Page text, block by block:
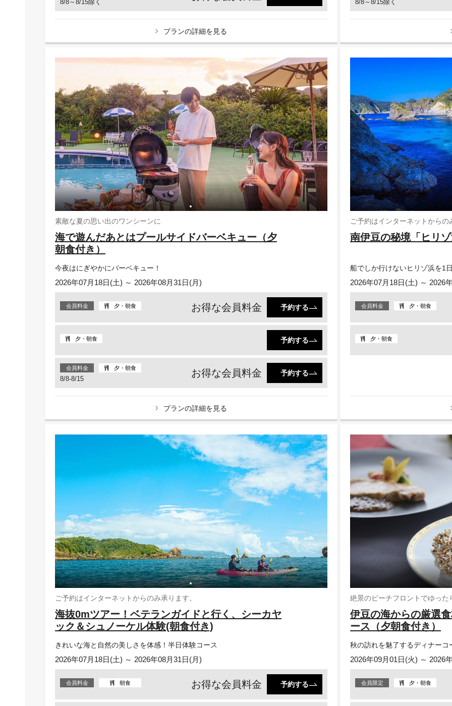
8/8～8/15除く
プランの詳細を見る
8/8～8/15除く
素敵な夏の思い出のワンシーンに
海で遊んだあとはプールサイドバーベキュー（夕
朝食付き）
今夜はにぎやかにバーベキュー！
2026年07月18日(土) ～ 2026年08月31日(月)
会員料金 夕・朝食 お得な会員料金 予約する
夕・朝食 予約する
会員料金 夕・朝食
8/8-8/15
お得な会員料金 予約する
プランの詳細を見る
ご予約はインターネットからの
南伊豆の秘境「ヒリ
船でしか行けないヒリゾ浜を1
2026年07月18日(土) ～ 2026
会員料金 夕・朝食
夕・朝食
ご予約はインターネットからのみ承ります。
海抜0mツアー！ベテランガイドと行く、シーカヤ
ック＆シュノーケル体験(朝食付き)
きれいな海と自然の美しさを体感！半日体験コース
2026年07月18日(土) ～ 2026年08月31日(月)
会員料金 朝食 お得な会員料金 予約する
絶景のビーチフロントでゆった
伊豆の海からの厳選
ース（夕朝食付き）
秋の訪れを魅了するディナーコ
2026年09月01日(火) ～ 2026
会員限定 夕・朝食